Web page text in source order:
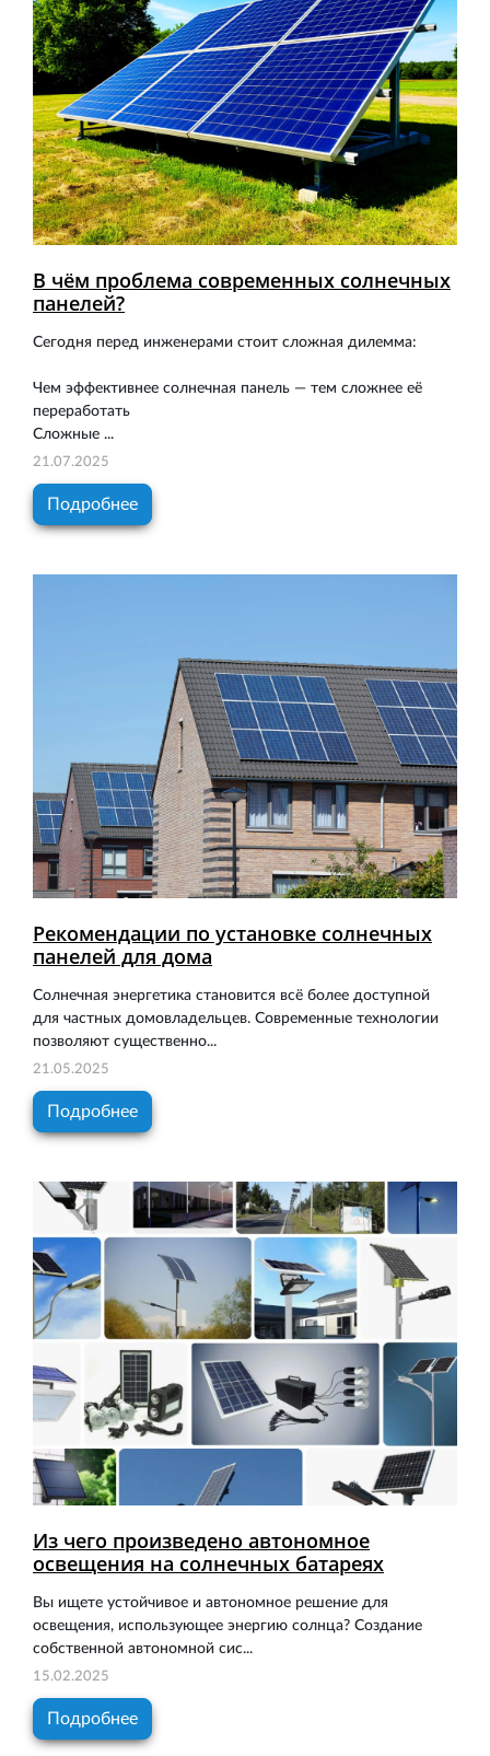
В чём проблема современных солнечных
панелей?
Сегодня перед инженерами стоит сложная дилемма:
Чем эффективнее солнечная панель — тем сложнее её
переработать
Сложные ...
21.07.2025
Подробнее
Рекомендации по установке солнечных
панелей для дома
Солнечная энергетика становится всё более доступной
для частных домовладельцев. Современные технологии
позволяют существенно...
21.05.2025
Подробнее
Из чего произведено автономное
освещения на солнечных батареях
Вы ищете устойчивое и автономное решение для
освещения, использующее энергию солнца? Создание
собственной автономной сис...
15.02.2025
Подробнее